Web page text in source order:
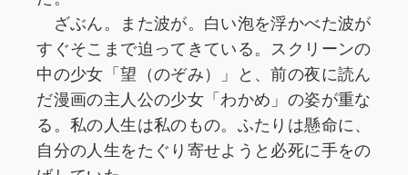
ざぶん。また波が。白い泡を浮かべた波が
すぐそこまで迫ってきている。スクリーンの
中の少女「望（のぞみ）」と、前の夜に読ん
だ漫画の主人公の少女「わかめ」の姿が重な
る。私の人生は私のもの。ふたりは懸命に、
自分の人生をたぐり寄せようと必死に手をの